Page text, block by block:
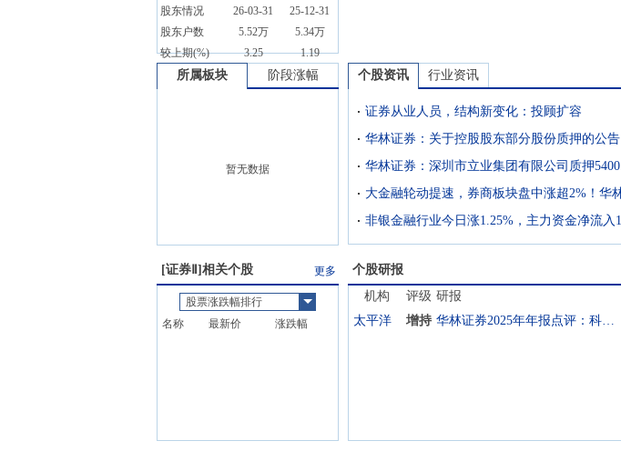
股东情况
26-03-31
25-12-31
股东户数
5.52万
5.34万
较上期(%)
3.25 1.19
所属板块 阶段涨幅
暂无数据
个股资讯 行业资讯
证券从业人员，结构新变化：投顾扩容
华林证券：关于控股股东部分股份质押的公告
[证券Ⅱ ]相关个股 更多
股票涨跌幅排行
名称
最新价 涨跌幅
个股研报
机构 评级 研报
太平洋
增持 华林证券2025年年报点评：科技金融赋能，另类投资出色